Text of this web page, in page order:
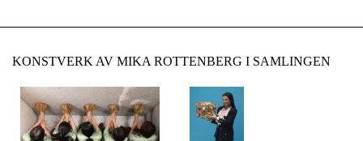
KONSTVERK AV MIKA ROTTENBERG I SAMLINGEN